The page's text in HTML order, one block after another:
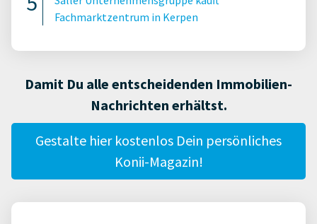
Fachmarktzentrum in Kerpen
Damit Du alle entscheidenden Immobilien-
Nachrichten erhältst.
Gestalte hier kostenlos Dein persönliches
Konii-Magazin!